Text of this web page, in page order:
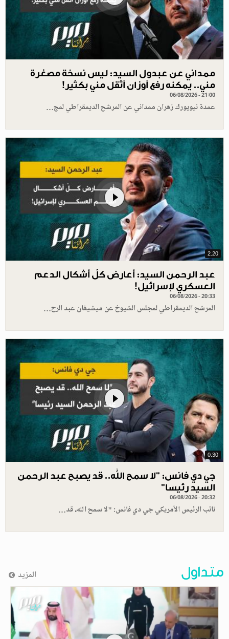
ممداني عن عبدول السيد: ليس نسخة مصغرة
مني.. يمكنه رفع أوزان أثقل مني بكثير!
06/08/2026 - 21:00
عمدة نيويورك زهران ممداني عن المرشح الديمقراطي لمج…
2.20
عبد الرحمن السيد: أعارض كلّ أشكال الدعم
العسكري لإسرائيل!
06/08/2026 - 20:33
المرشح الديمقراطي لمجلس الشيوخ عن ميشيغان عبد الرح…
0.30
جي دي فانس: ”لا سمح الله.. قد يصبح عبد الرحمن
السيد رئيسا”
06/08/2026 - 20:32
نائب الرئيس الأمريكي جي دي فانس: "لا سمح الله، قد…
متداول المزيد